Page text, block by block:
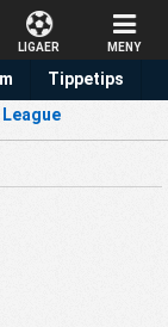
LIGAER MENY
Tippetips
League